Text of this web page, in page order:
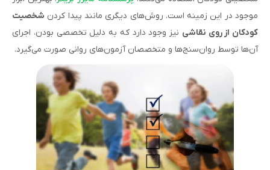
موجود در این زمینه است. روش‌های دیگری مانند پیدا کردن شخصیت
کودکان از روی نقاشی نیز وجود دارد که به دلیل تخصصی بودن، اجرای
آن‌ها توسط روان‌­سنج‌­ها و متخصصان آزمون‌های روانی صورت می‌گیرد.